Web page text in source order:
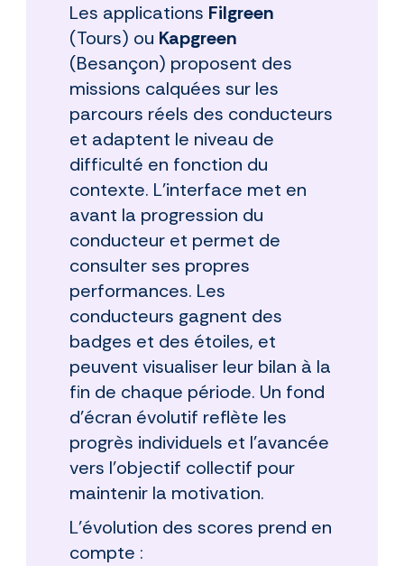
Les applications Filgreen
(Tours) ou Kapgreen
(Besançon) proposent des
missions calquées sur les
parcours réels des conducteurs
et adaptent le niveau de
difficulté en fonction du
contexte. L’interface met en
avant la progression du
conducteur et permet de
consulter ses propres
performances. Les
conducteurs gagnent des
badges et des étoiles, et
peuvent visualiser leur bilan à la
fin de chaque période. Un fond
d’écran évolutif reflète les
progrès individuels et l’avancée
vers l’objectif collectif pour
maintenir la motivation.
L’évolution des scores prend en
compte :